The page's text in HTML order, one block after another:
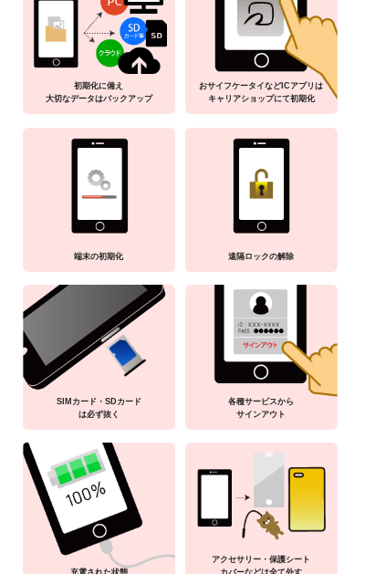
初期化に備え
大切なデータはバックアップ
おサイフケータイなどICアプリは
キャリアショップにて初期化
端末の初期化 遠隔ロックの解除
SIMカード・SDカード
は必ず抜く
各種サービスから
サインアウト
アクセサリー・保護シート